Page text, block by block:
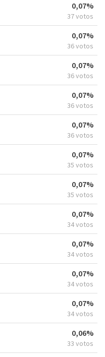
0,07%
37 votos
0,07%
36 votos
0,07%
36 votos
0,07%
36 votos
0,07%
36 votos
0,07%
35 votos
0,07%
35 votos
0,07%
34 votos
0,07%
34 votos
0,07%
34 votos
0,07%
34 votos
0,06%
33 votos